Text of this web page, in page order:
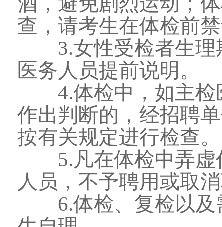
查，请考生在体检前
3.女性受检者生理
医务人员提前说明
4.体检中，如主检
作出判断的，经招聘
按有关规定进行检查。
5.凡在体检中弄虚
人员，不予聘用或取
6.体检、复检以及